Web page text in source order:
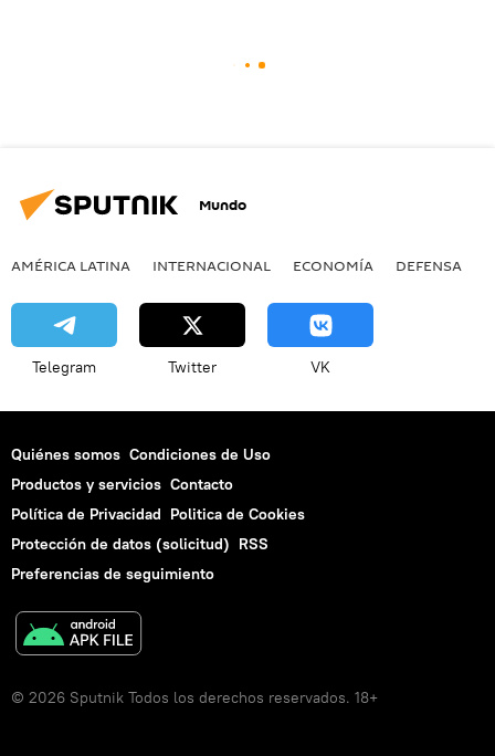
Mundo
AMÉRICA LATINA INTERNACIONAL ECONOMÍA DEFENSA
Telegram Twitter VK
Quiénes somos Condiciones de Uso
Productos y servicios Contacto
Política de Privacidad Politica de Cookies
Protección de datos (solicitud) RSS
Preferencias de seguimiento
© 2026 Sputnik Todos los derechos reservados. 18+